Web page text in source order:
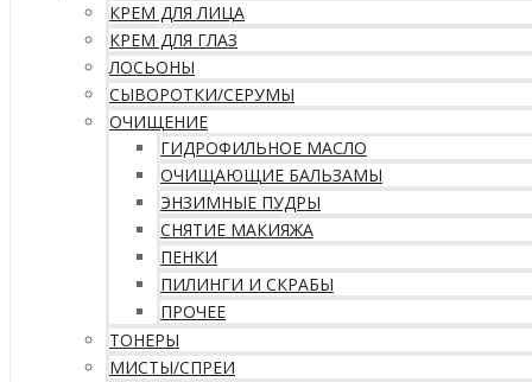
КРЕМ ДЛЯ ЛИЦА
КРЕМ ДЛЯ ГЛАЗ
ЛОСЬОНЫ
СЫВОРОТКИ/СЕРУМЫ
ОЧИЩЕНИЕ
ГИДРОФИЛЬНОЕ МАСЛО
ОЧИЩАЮЩИЕ БАЛЬЗАМЫ
ЭНЗИМНЫЕ ПУДРЫ
СНЯТИЕ МАКИЯЖА
ПЕНКИ
ПИЛИНГИ И СКРАБЫ
ПРОЧЕЕ
ТОНЕРЫ
МИСТЫ/СПРЕИ